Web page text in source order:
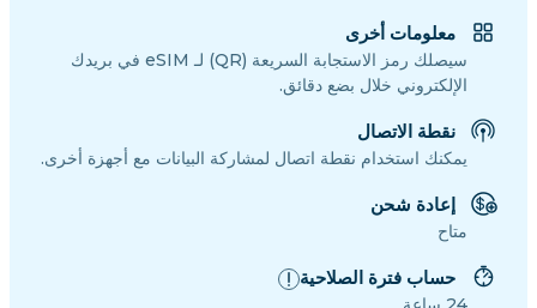
معلومات أخرى
سيصلك رمز الاستجابة السريعة (QR) لـ eSIM في بريدك
الإلكتروني خلال بضع دقائق.
نقطة الاتصال
يمكنك استخدام نقطة اتصال لمشاركة البيانات مع أجهزة أخرى.
إعادة شحن
متاح
حساب فترة الصلاحية